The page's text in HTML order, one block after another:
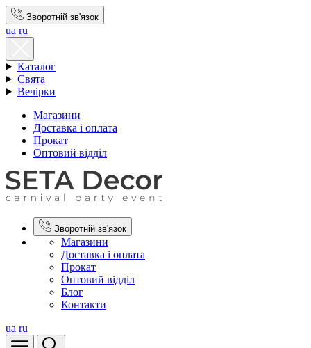
Зворотній зв'язок
ua ru
Каталог
Свята
Вечірки
Магазини
Доставка і оплата
Прокат
Оптовий відділ
Зворотній зв'язок
Магазини
Доставка і оплата
Прокат
Оптовий відділ
Блог
Контакти
ua ru